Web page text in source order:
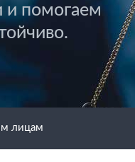
и помогаем
лицам